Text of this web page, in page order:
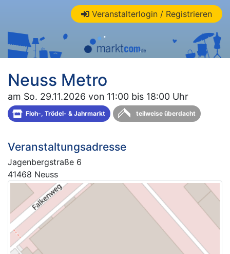
Veranstalterlogin / Registrieren
Neuss Metro
am So. 29.11.2026 von 11:00 bis 18:00 Uhr
Floh-, Trödel- & Jahrmarkt teilweise überdacht
Veranstaltungsadresse
Jagenbergstraße 6
41468 Neuss